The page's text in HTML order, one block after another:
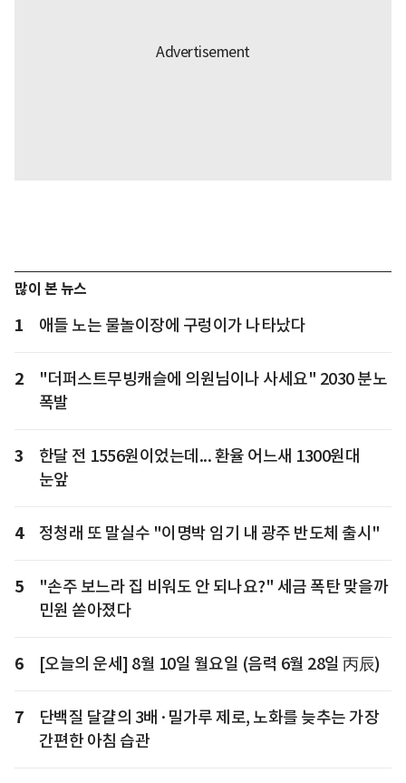
많이 본 뉴스
1 애들 노는 물놀이장에 구렁이가 나타났다
2
"더퍼스트무빙캐슬에 의원님이나 사세요" 2030 분노
폭발
3
한달 전 1556원이었는데... 환율 어느새 1300원대
눈앞
4 정청래 또 말실수 "이명박 임기 내 광주 반도체 출시"
5
"손주 보느라 집 비워도 안 되나요?" 세금 폭탄 맞을까
민원 쏟아졌다
6 [오늘의 운세] 8월 10일 월요일 (음력 6월 28일 丙辰)
7
단백질 달걀의 3배·밀가루 제로, 노화를 늦추는 가장
간편한 아침 습관